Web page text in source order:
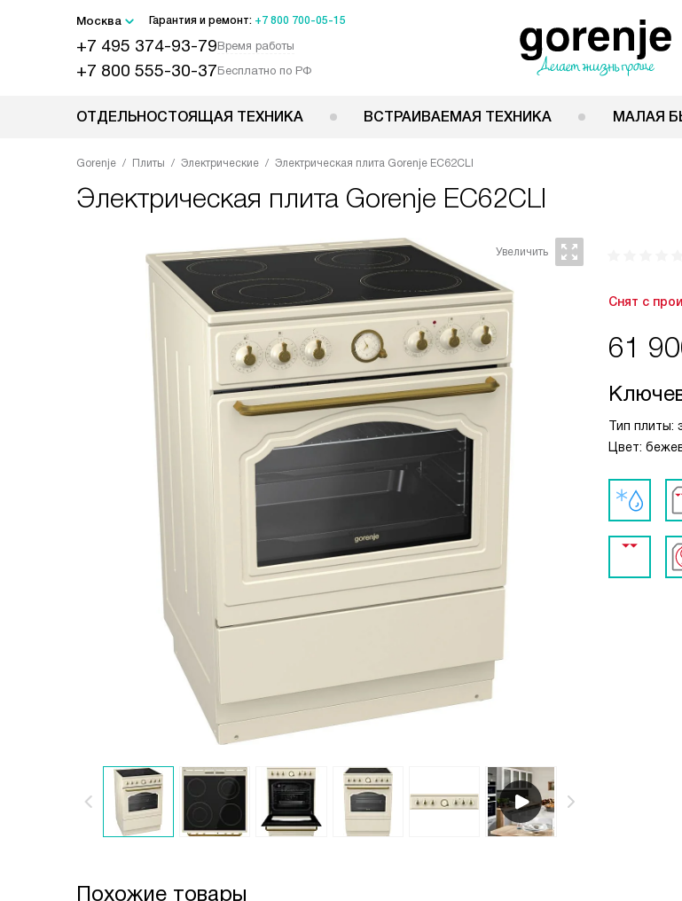
Москва Гарантия и ремонт: +7 800 700-05-15
+7 495 374-93-79Время работы
+7 800 555-30-37Бесплатно по РФ
ОТДЕЛЬНОСТОЯЩАЯ ТЕХНИКА ВСТРАИВАЕМАЯ ТЕХНИКА МАЛАЯ
Gorenje Плиты Электрические Электрическая плита Gorenje EC62CLI
Электрическая плита Gorenje EC62CLI
Снят с
61
Тип плиты:
Цвет:
Похожие товары